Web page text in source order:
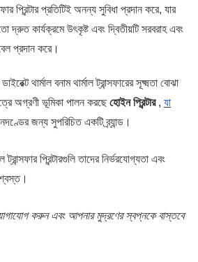
প্রিন্টার প্রতিটিই অনন্য সুবিধা প্রদান করে, যার
দ্রুত কার্যক্রমে উৎকৃষ্ট এবং দ্বিতীয়টি সরবরাহ এবং
প্রদান করে।
থার্মাল বনাম থার্মাল ট্রান্সফারের সূক্ষ্মতা বোঝা
অগ্রণী ভূমিকা পালন করছে হোইন প্রিন্টার , যা
জন্য সুপরিচিত একটি ব্র্যান্ড।
ট্রান্সফার প্রিন্টারগুলি তাদের নির্ভরযোগ্যতা এবং
করুন এবং আপনার মুদ্রণের স্বপ্নকে বাস্তবে